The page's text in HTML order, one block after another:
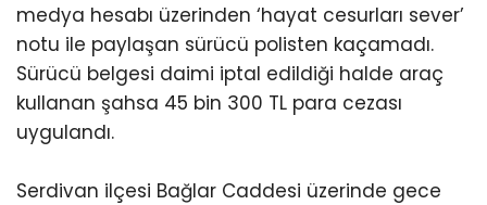
medya hesabı üzerinden ‘hayat cesurları sever’
notu ile paylaşan sürücü polisten kaçamadı.
Sürücü belgesi daimi iptal edildiği halde araç
kullanan şahsa 45 bin 300 TL para cezası
uygulandı.
Serdivan ilçesi Bağlar Caddesi üzerinde gece